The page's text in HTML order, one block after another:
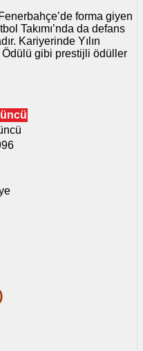
forma giyen
Takımı’nda da defans
Kariyerinde Yılın
gibi prestijli ödüller